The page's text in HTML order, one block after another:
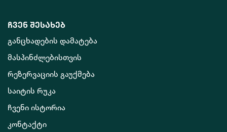
ჩვენ შესახებ
განცხადების დამატება
მასპინძლებისთვის
რეზერვაციის გაუქმება
საიტის რუკა
ჩვენი ისტორია
კონტაქტი